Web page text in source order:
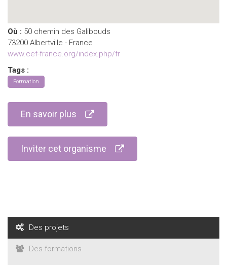
Où : 50 chemin des Galibouds
73200 Albertville - France
www.cef-france.org/index.php/fr
Tags :
Formation
En savoir plus
Inviter cet organisme
Des projets
Des formations